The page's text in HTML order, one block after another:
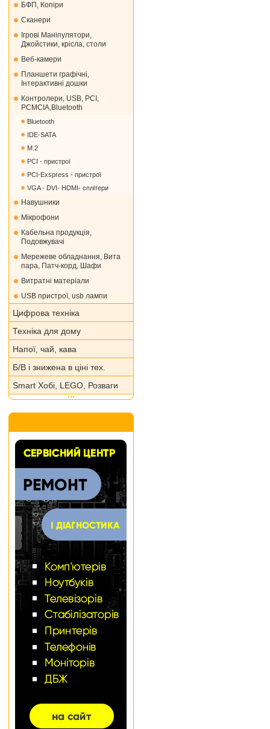
БФП, Копіри
Сканери
Ігрові Маніпулятори,
Джойстики, крісла, столи
Веб-камери
Планшети графічні,
Інтерактивні дошки
Контролери, USB, PCI,
PCMCIA,Bluetooth
Bluetooth
IDE-SATA
M.2
PCI - пристрої
PCI-Exspress - пристрої
VGA - DVI- HDMI- сплітери
Навушники
Мікрофони
Кабельна продукція,
Подовжувачі
Мережеве обладнання, Вита
пара, Патч-корд, Шафи
Витратні матеріали
USB пристрої, usb лампи
Цифрова техніка
Техніка для дому
Напої, чай, кава
Б/В і знижена в ціні тех.
Smart Хобі, LEGO, Розваги